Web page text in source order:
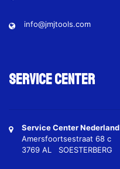
info@jmjtools.com
Service Center
Service Center Nederland
Amersfoortsestraat 68 c
3769 AL SOESTERBERG